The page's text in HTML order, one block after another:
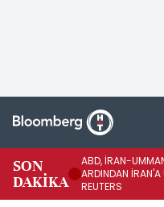
SON
DAKİKA
ABD, İRAN-
ARDINDAN
REUTERS